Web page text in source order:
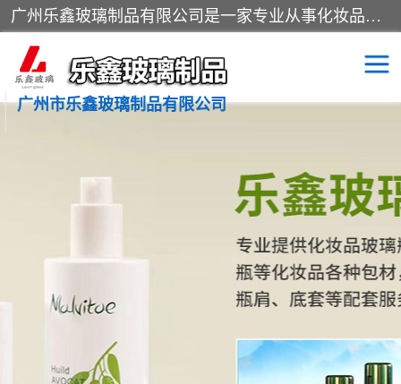
广州乐鑫玻璃制品有限公司是一家专业从事化妆品瓶子、化妆品玻璃瓶子、膏霜瓶、化妆品玻璃瓶等产品的集开发研制、生产、销售于一体的实业型玻璃制品生产企业。产品从设计、开模、试样、生产、蒙砂、抛光、喷涂、高低温单色及多色印刷，烫金（银）到交货实现一条龙服务。
广州市乐鑫玻璃制品有限公司
化妆品包装瓶 香水包装瓶
化妆品玻璃瓶
玻璃瓶
拉管瓶